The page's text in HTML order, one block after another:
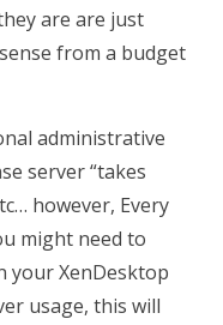
are are just
from a budget
administrative
server “takes
however, Every
might need to
your XenDesktop
usage, this will